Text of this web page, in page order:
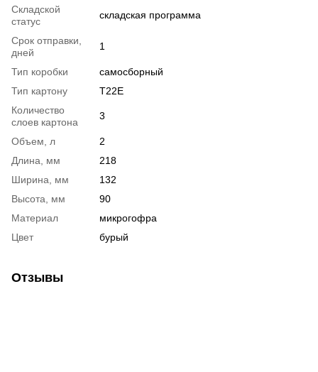
Складской
статус
складская программа
Срок отправки,
дней
1
Тип коробки
самосборный
Тип картону
T22E
Количество
слоев картона
3
Объем, л
2
Длина, мм
218
Ширина, мм
132
Высота, мм
90
Материал
микрогофра
Цвет
бурый
Отзывы